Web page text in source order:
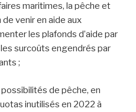
maritimes, la pêche et
de venir en aide aux
les plafonds d’aide par
surcoûts engendrés par
;
de pêche, en
inutilisés en 2022 à